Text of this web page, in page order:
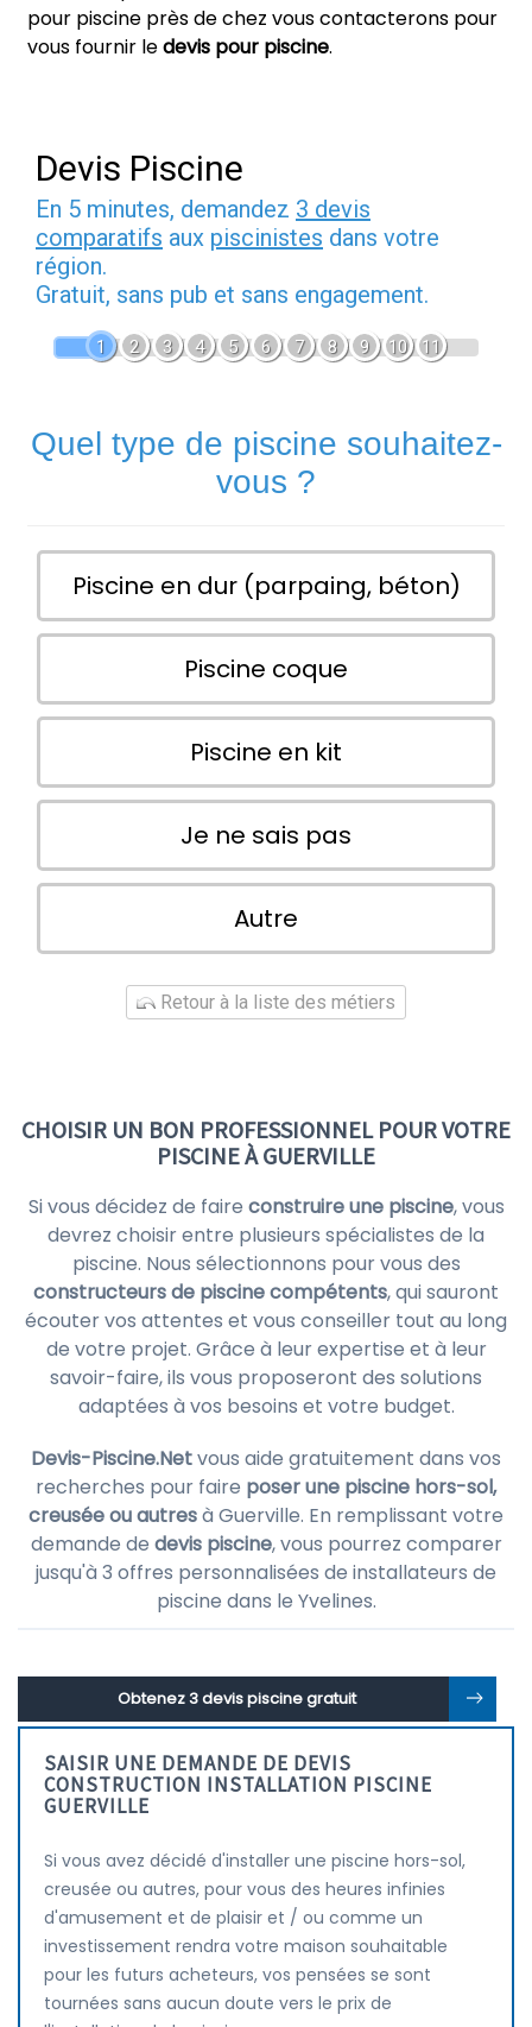
pour piscine près de chez vous contacterons pour
vous fournir ledevis pour piscine.
Devis Piscine
En 5 minutes, demandez 3 devis
comparatifs aux piscinistes dans votre
région.
Gratuit, sans pub et sans engagement.
1 2 3 4 5 6 7 8 9 10 11
Quel type de piscine souhaitez-
vous ?
Piscine en dur (parpaing, béton)
Piscine coque
Piscine en kit
Je ne sais pas
Autre
Retour à la liste des métiers
CHOISIR UN BON PROFESSIONNEL POUR VOTRE
PISCINE À GUERVILLE
Si vous décidez de faire construire une piscine, vous
devrez choisir entre plusieurs spécialistes de la
piscine. Nous sélectionnons pour vous des
constructeurs de piscine compétents, qui sauront
écouter vos attentes et vous conseiller tout au long
de votre projet. Grâce à leur expertise et à leur
savoir-faire, ils vous proposeront des solutions
adaptées à vos besoins et votre budget.
Devis-Piscine.Netvous aide gratuitement dans vos
recherches pour faire poser une piscine hors-sol,
creusée ou autresà Guerville. En remplissant votre
demande de devis piscine, vous pourrez comparer
jusqu'à 3 offres personnalisées de installateurs de
piscine dans le Yvelines.
Obtenez 3 devis piscine gratuit
SAISIR UNE DEMANDE DE DEVIS
CONSTRUCTION INSTALLATION PISCINE
GUERVILLE
Si vous avez décidé d'installer une piscine hors-sol,
creusée ou autres, pour vous des heures infinies
d'amusement et de plaisir et / ou comme un
investissement rendra votre maison souhaitable
pour les futurs acheteurs, vos pensées se sont
tournées sans aucun doute vers le prix de